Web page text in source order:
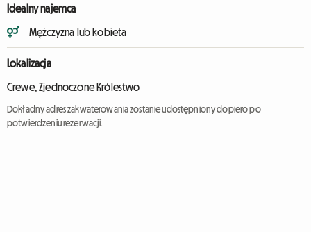
Idealny najemca
Mężczyzna lub kobieta
Lokalizacja
Crewe, Zjednoczone Królestwo
Dokładny adres zakwaterowania zostanie udostępniony dopiero po
potwierdzeniu rezerwacji.